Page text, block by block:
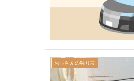
おっさんの独り言